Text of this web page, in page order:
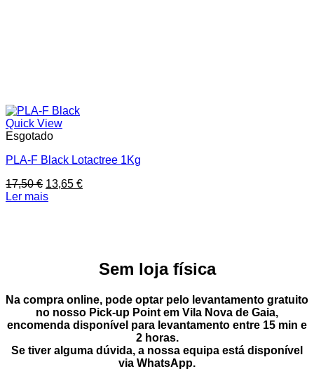
Quick View
Esgotado
PLA-F Black Lotactree 1Kg
17,50€ O
preço
13,65 €O
Ler mais
Sem loja física
Na compra online, pode optar pelo levantamento gratuito
no nosso Pick-up Point em Vila Nova de Gaia,
encomenda disponível para levantamento entre 15 min e
2 horas.
Se tiver alguma dúvida, a nossa equipa está disponível
via WhatsApp.